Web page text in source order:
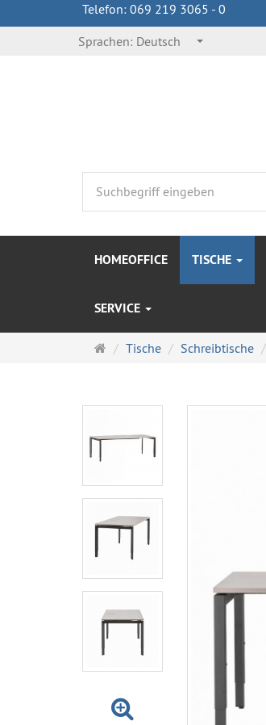
Telefon: 069 219 3065 - 0
Sprachen: Deutsch
HOMEOFFICE TISCHE
SERVICE
Startseite
Tische Schreibtische